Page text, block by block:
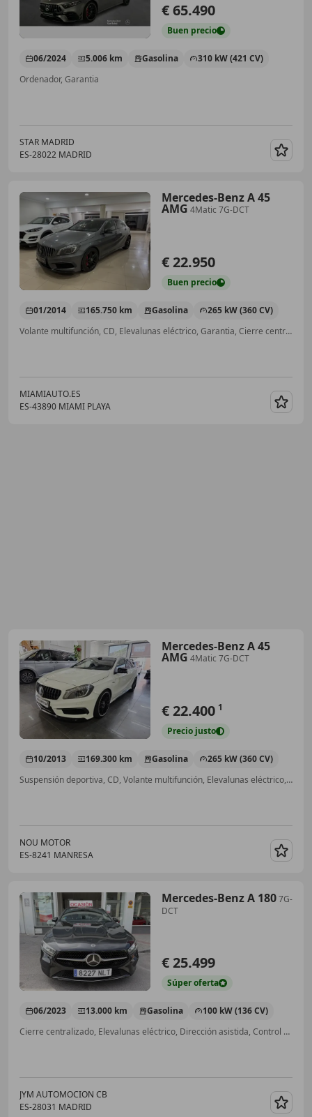
€ 65.490
Buen precio
06/2024 5.006 km Gasolina
310 kW (421 CV)
Ordenador, Garantia
STAR MADRID
ES-28022 MADRID
Mercedes-Benz A 45
AMG 4Matic 7G-DCT
€ 22.950
Buen precio
01/2014 165.750 km Gasolina
265 kW (360 CV)
Volante multifunción, CD, Elevalunas eléctrico, Garantia, Cierre centralizado, Airbag del conductor, Bluetooth
MIAMIAUTO.ES
ES-43890 MIAMI PLAYA
Mercedes-Benz A 45
AMG 4Matic 7G-DCT
€ 22.400 1
Precio justo
10/2013 169.300 km Gasolina
265 kW (360 CV)
Suspensión deportiva, CD, Volante multifunción, Elevalunas eléctrico, Garantia, USB, Airbag del conductor, ESP
NOU MOTOR
ES-8241 MANRESA
Mercedes-Benz A 1807G-
DCT
€ 25.499
Súperoferta
06/2023 13.000 km Gasolina
100 kW (136 CV)
Cierre centralizado, Elevalunas eléctrico, Dirección asistida, Control de tracción, ESP, Airbag del conductor, Sensor de lluvia
JYM AUTOMOCION CB
ES-28031 MADRID